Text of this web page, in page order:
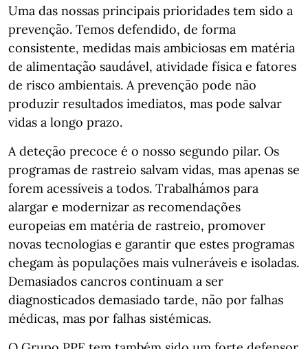
Uma das nossas principais prioridades tem sido a
prevenção. Temos defendido, de forma
consistente, medidas mais ambiciosas em matéria
de alimentação saudável, atividade física e fatores
de risco ambientais. A prevenção pode não
produzir resultados imediatos, mas pode salvar
vidas a longo prazo.
A deteção precoce é o nosso segundo pilar. Os
programas de rastreio salvam vidas, mas apenas se
forem acessíveis a todos. Trabalhámos para
alargar e modernizar as recomendações
europeias em matéria de rastreio, promover
novas tecnologias e garantir que estes programas
chegam às populações mais vulneráveis e isoladas.
Demasiados cancros continuam a ser
diagnosticados demasiado tarde, não por falhas
médicas, mas por falhas sistémicas.